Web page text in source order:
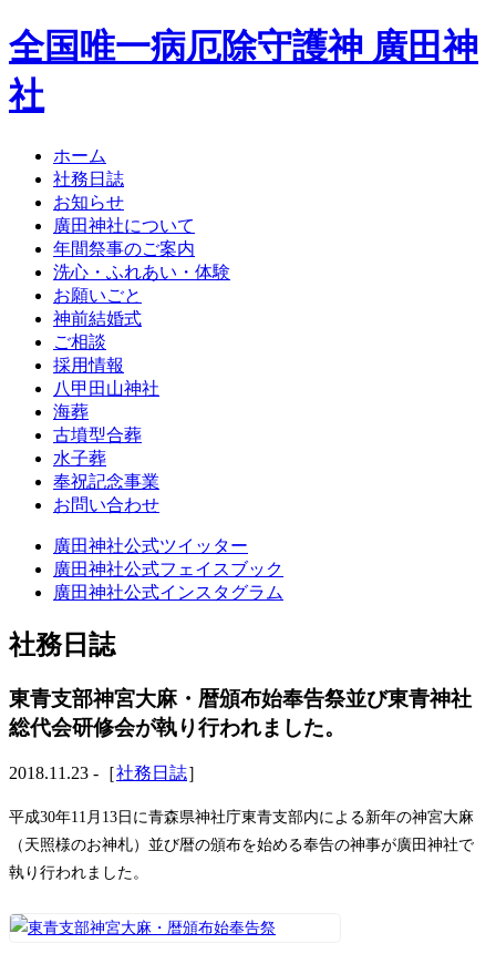
全国唯一病厄除守護神 廣田神
社
ホーム
社務日誌
お知らせ
廣田神社について
年間祭事のご案内
洗心・ふれあい・体験
お願いごと
神前結婚式
ご相談
採用情報
八甲田山神社
海葬
古墳型合葬
水子葬
奉祝記念事業
お問い合わせ
廣田神社公式ツイッター
廣田神社公式フェイスブック
廣田神社公式インスタグラム
社務日誌
東青支部神宮大麻・暦頒布始奉告祭並び東青神社
総代会研修会が執り行われました。
2018.11.23 -［社務日誌］
平成30年11月13日に青森県神社庁東青支部内による新年の神宮大麻
（天照様のお神札）並び暦の頒布を始める奉告の神事が廣田神社で
執り行われました。